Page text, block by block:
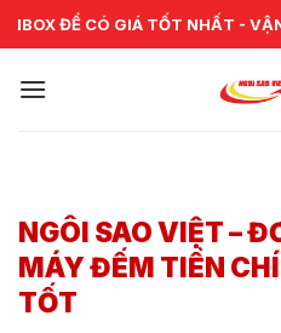
Skip
to
CHUYÊN CUNG CẤP VÀ SỬA
NGÔI SAO VIỆT –
MÁY ĐẾM TIỀN
TỐT
IBOX ĐỂ CÓ GIÁ TỐT NHẤT -